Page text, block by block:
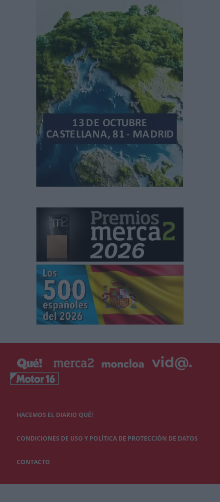
HACEMOS EL DIARIO QUÉ!
CONDICIONES DE USO Y POLÍTICA DE PROTECCIÓN DE DATOS
CONTACTO